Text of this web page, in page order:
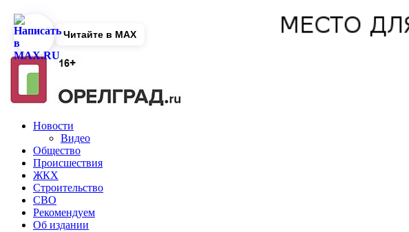
Новости
Видео
Общество
Происшествия
ЖКХ
Строительство
СВО
Рекомендуем
Об издании
Читайте в MAX